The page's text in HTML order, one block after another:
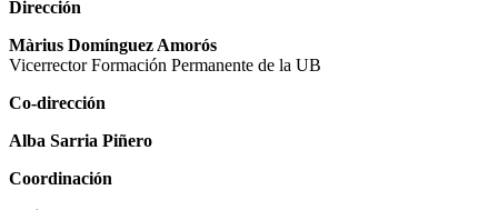
Dirección
Màrius Domínguez Amorós
Vicerrector Formación Permanente de la UB
Co-dirección
Alba Sarria Piñero
Coordinación